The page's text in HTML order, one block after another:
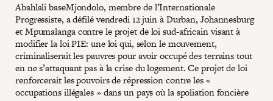
Abahlali baseMjondolo, membre de l’Internationale
Progressiste, a défilé vendredi 12 juin à Durban, Johannesburg
et Mpumalanga contre le projet de loi sud-africain visant à
modifier la loi PIE: une loi qui, selon le mouvement,
criminaliserait les pauvres pour avoir occupé des terrains tout
en ne s’attaquant pas à la crise du logement. Ce projet de loi
renforcerait les pouvoirs de répression contre les «
occupations illégales » dans un pays où la spoliation foncière